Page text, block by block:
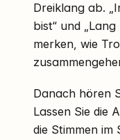
Dreiklang ab.
bist“ und „Lang
merken, wie
Danach hören
Lassen Sie die
die Stimmen im